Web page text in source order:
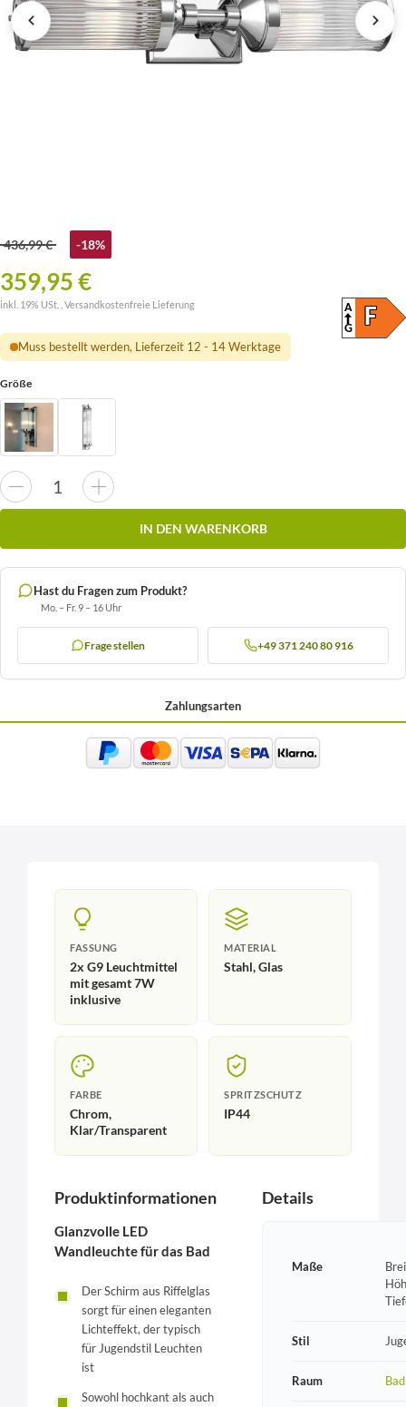
436,99 € -18%
359,95 €
A
G
F
inkl. 19% USt. , Versandkostenfreie Lieferung
Muss bestellt werden, Lieferzeit 12 - 14 Werktage
Größe
IN DEN WARENKORB
Hast du Fragen zum Produkt?
Mo. – Fr. 9 – 16 Uhr
Frage stellen +49 371 240 80 916
Zahlungsarten
FASSUNG
2x G9 Leuchtmittel
mit gesamt 7W
inklusive
MATERIAL
Stahl, Glas
FARBE
Chrom,
Klar/Transparent
SPRITZSCHUTZ
IP44
Produktinformationen
Glanzvolle LED
Wandleuchte für das Bad
Der Schirm aus Riffelglas
sorgt für einen eleganten
Lichteffekt, der typisch
für Jugendstil Leuchten
ist
Sowohl hochkant als auch
Details
Maße
Stil
Raum Bad